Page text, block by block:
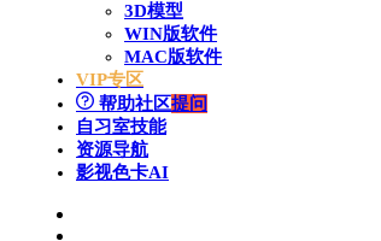
3D模型
WIN版软件
MAC版软件
VIP专区
帮助社区提问
自习室技能
资源导航
影视色卡AI